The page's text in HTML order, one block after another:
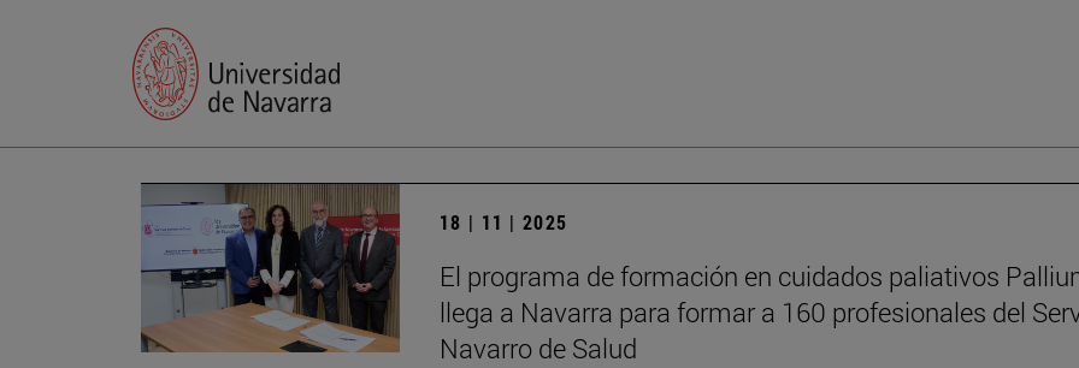
18 | 11 | 2025
El programa de formación en cuidados paliativos
llega a Navarra para formar a 160 profesionales del
Navarro de Salud